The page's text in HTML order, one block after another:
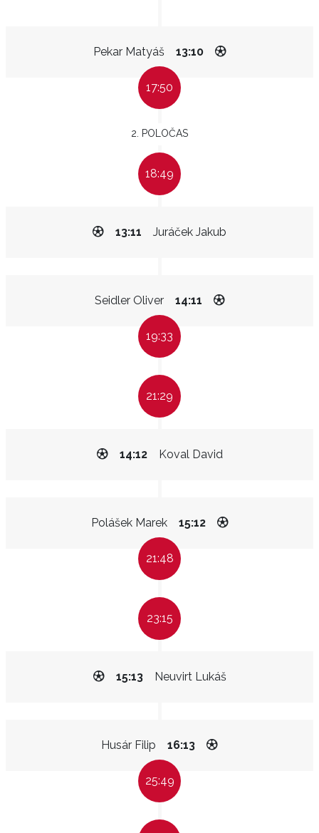
Pekar Matyáš 13:10
17:50
2. POLOČAS
18:49
Juráček Jakub
13:11
Seidler Oliver 14:11
19:33
21:29
Koval David
14:12
Polášek Marek 15:12
21:48
23:15
Neuvirt Lukáš
15:13
Husár Filip 16:13
25:49